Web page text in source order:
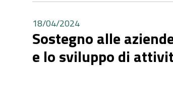
18/04/2024
Sostegno alle
e lo sviluppo di